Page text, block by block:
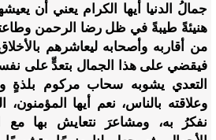
جمالُ الدنيا أيها الكرام يعني أن
هنيئةً طيبةً في ظل رضا الرحمن
من أقاربه وأصحابه ليعاشرهم
فيقضي على هذا الجمال بتعدٍّ على
التعدي يشوبه سحاب مركوم بلذةٍ
وعلاقته بالناس، نعم أيها
نفكرُ به، ومشاعرَ نتعايش بها مع